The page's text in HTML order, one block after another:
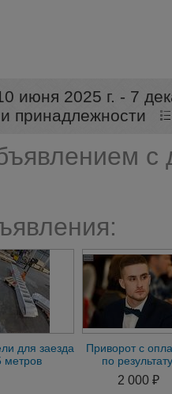
июня 2025 г. - 7
принадлежности
с
для заезда
метров
Приворот с
по
Гадание.5
негатива
2 000 ₽